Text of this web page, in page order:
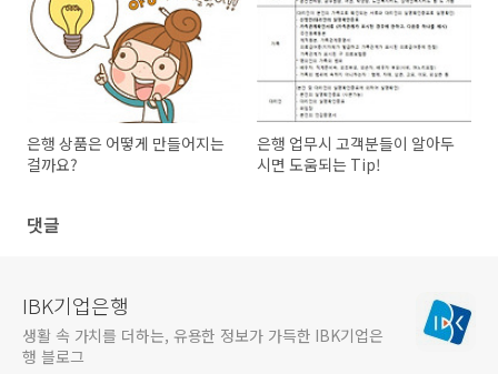
은행 상품은 어떻게 만들어지는
걸까요?
은행 업무시 고객분들이 알아두
시면 도움되는 Tip!
댓글
IBK기업은행
생활 속 가치를 더하는, 유용한 정보가 가득한 IBK기업은
행 블로그